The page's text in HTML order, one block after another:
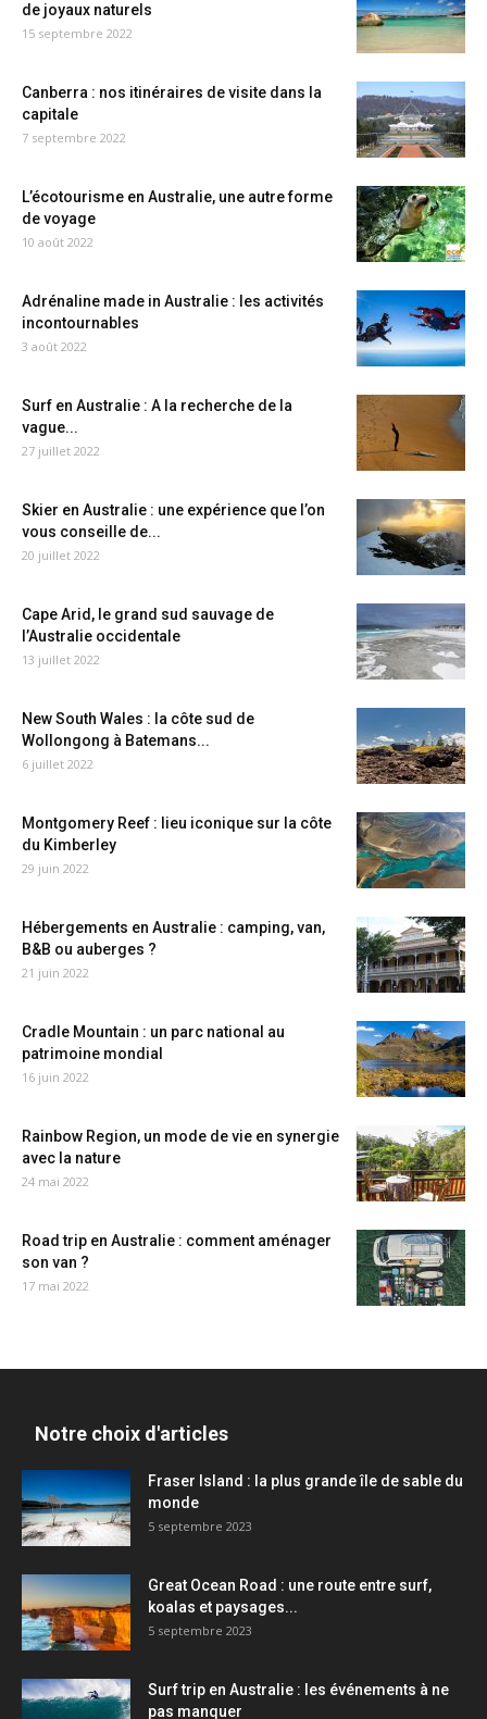
de joyaux naturels
15 septembre 2022
Canberra : nos itinéraires de visite dans la
capitale
7 septembre 2022
L’écotourisme en Australie, une autre forme
de voyage
10 août 2022
Adrénaline made in Australie : les activités
incontournables
3 août 2022
Surf en Australie : A la recherche de la
vague...
27 juillet 2022
Skier en Australie : une expérience que l’on
vous conseille de...
20 juillet 2022
Cape Arid, le grand sud sauvage de
l’Australie occidentale
13 juillet 2022
New South Wales : la côte sud de
Wollongong à Batemans...
6 juillet 2022
Montgomery Reef : lieu iconique sur la côte
du Kimberley
29 juin 2022
Hébergements en Australie : camping, van,
B&B ou auberges ?
21 juin 2022
Cradle Mountain : un parc national au
patrimoine mondial
16 juin 2022
Rainbow Region, un mode de vie en synergie
avec la nature
24 mai 2022
Road trip en Australie : comment aménager
son van ?
17 mai 2022
Notre choix d'articles
Fraser Island : la plus grande île de sable du
monde
5 septembre 2023
Great Ocean Road : une route entre surf,
koalas et paysages...
5 septembre 2023
Surf trip en Australie : les événements à ne
pas manquer